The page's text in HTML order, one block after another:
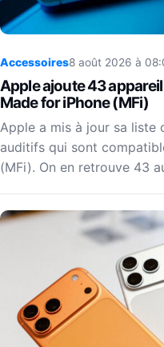
Accessoires8 août 2026 à
Apple ajoute 43
Made for iPhone (MFi)
Apple a mis à jour sa liste
auditifs qui sont
(MFi). On en retrouve 43